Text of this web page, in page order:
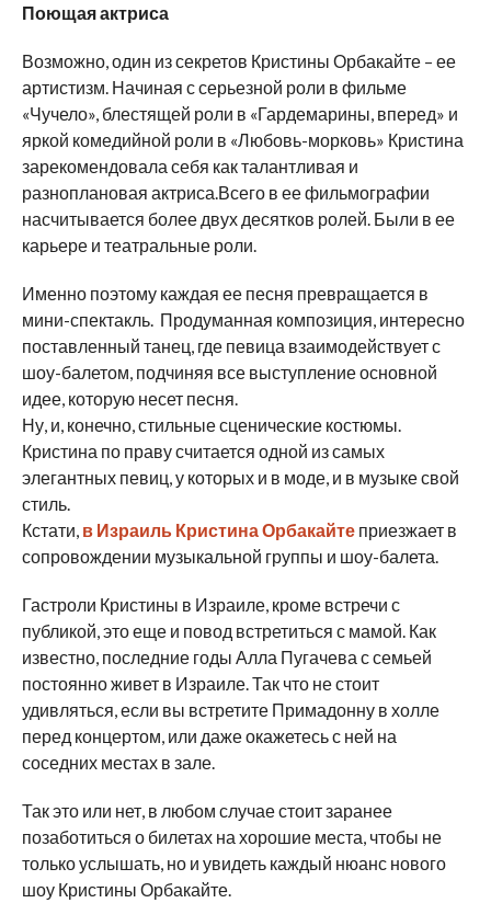
Поющая актриса
Возможно, один из секретов Кристины Орбакайте – ее
артистизм. Начиная с серьезной роли в фильме
«Чучело», блестящей роли в «Гардемарины, вперед» и
яркой комедийной роли в «Любовь-морковь» Кристина
зарекомендовала себя как талантливая и
разноплановая актриса.Всего в ее фильмографии
насчитывается более двух десятков ролей. Были в ее
карьере и театральные роли.
Именно поэтому каждая ее песня превращается в
мини-спектакль. Продуманная композиция, интересно
поставленный танец, где певица взаимодействует с
шоу-балетом, подчиняя все выступление основной
идее, которую несет песня.
Ну, и, конечно, стильные сценические костюмы.
Кристина по праву считается одной из самых
элегантных певиц, у которых и в моде, и в музыке свой
стиль.
Кстати, в Израиль Кристина Орбакайтеприезжает в
сопровождении музыкальной группы и шоу-балета.
Гастроли Кристины в Израиле, кроме встречи с
публикой, это еще и повод встретиться с мамой. Как
известно, последние годы Алла Пугачева с семьей
постоянно живет в Израиле. Так что не стоит
удивляться, если вы встретите Примадонну в холле
перед концертом, или даже окажетесь с ней на
соседних местах в зале.
Так это или нет, в любом случае стоит заранее
позаботиться о билетах на хорошие места, чтобы не
только услышать, но и увидеть каждый нюанс нового
шоу Кристины Орбакайте.